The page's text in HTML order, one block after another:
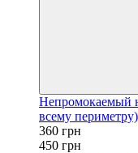
Непромокаемый
всему
360 грн
450 грн